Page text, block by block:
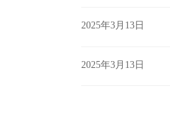
2025年3月13日
2025年3月13日